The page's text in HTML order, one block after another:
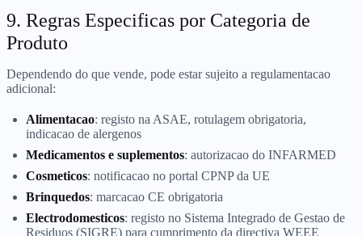
9. Regras Especificas por Categoria de
Produto
Dependendo do que vende, pode estar sujeito a regulamentacao
adicional:
Alimentacao: registo na ASAE, rotulagem obrigatoria,
indicacao de alergenos
Medicamentos e suplementos: autorizacao do INFARMED
Cosmeticos: notificacao no portal CPNP da UE
Brinquedos: marcacao CE obrigatoria
Electrodomesticos: registo no Sistema Integrado de Gestao de
Residuos (SIGRE) para cumprimento da directiva WEEE